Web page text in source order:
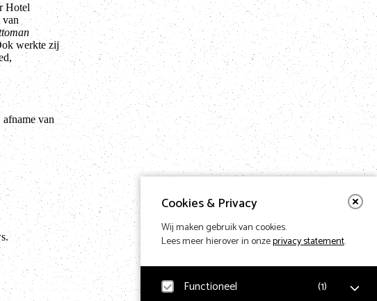
Cookies & Privacy
Wij maken gebruik van cookies.
Lees meer hierover in onzeprivacy statement.
Functioneel (1)
Hotel
werkte zij
van